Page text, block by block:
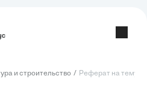
и строительство Реферат на тему: